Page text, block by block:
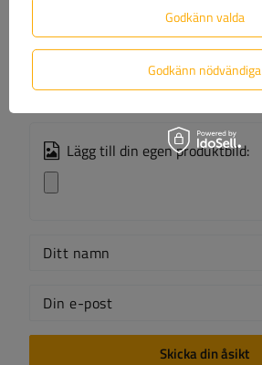
Ditt omdöme
Lägg till din egen produktbild:
Ditt namn
Din e-post
Skicka din åsikt
Godkänn valda
Godkänn nödvändiga